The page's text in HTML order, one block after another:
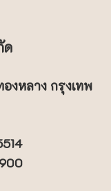
ด
งหลาง กรุงเทพ